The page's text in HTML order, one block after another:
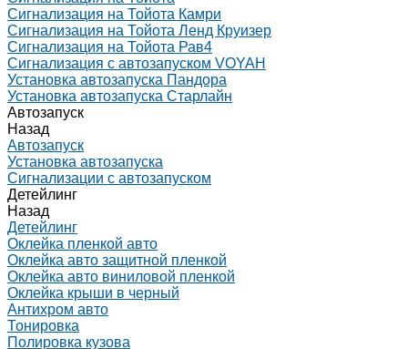
Сигнализация на Тойота Камри
Сигнализация на Тойота Ленд Круизер
Сигнализация на Тойота Рав4
Сигнализация с автозапуском VOYAH
Установка автозапуска Пандора
Установка автозапуска Старлайн
Автозапуск
Назад
Автозапуск
Установка автозапуска
Сигнализации с автозапуском
Детейлинг
Назад
Детейлинг
Оклейка пленкой авто
Оклейка авто защитной пленкой
Оклейка авто виниловой пленкой
Оклейка крыши в черный
Антихром авто
Тонировка
Полировка кузова